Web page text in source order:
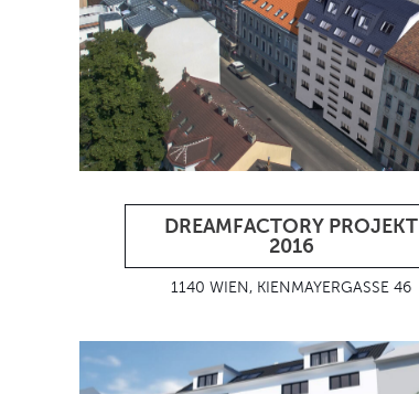
DREAMFACTORY PROJEKT
2016
1140 WIEN, KIENMAYERGASSE 46